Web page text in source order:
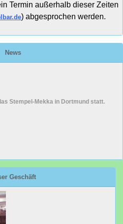
Termin außerhalb dieser Zeiten
) abgesprochen werden.
News
Stempel-Mekka in Dortmund statt.
Geschäft